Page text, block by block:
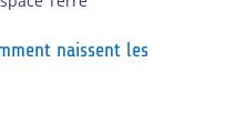
naissent les